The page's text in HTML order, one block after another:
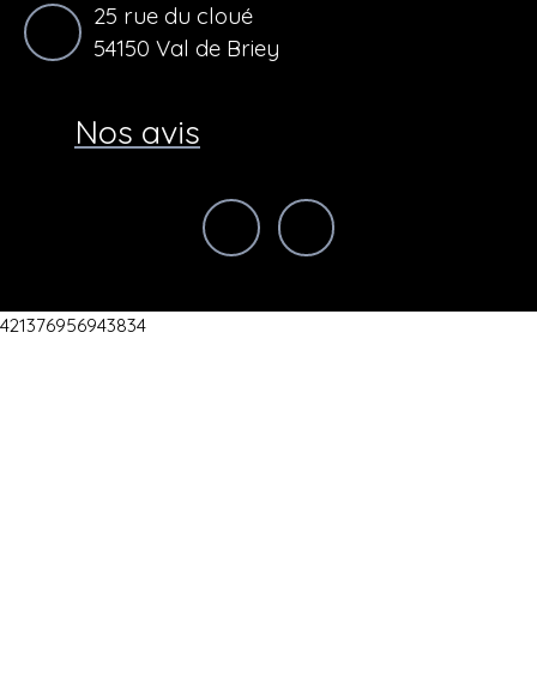
25 rue du cloué
54150 Val de Briey
Nos avis
421376956943834